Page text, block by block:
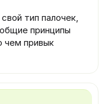
тип палочек,
принципы
чем привык